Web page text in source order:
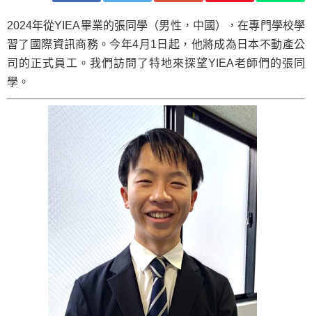
2024年從YIEA畢業的張同學（男性，中國），在專門學校學
習了國際資訊商務。今年4月1日起，他將成為日本不動產公
司的正式員工。我們訪問了特地來探望YIEA老師們的張同
學。